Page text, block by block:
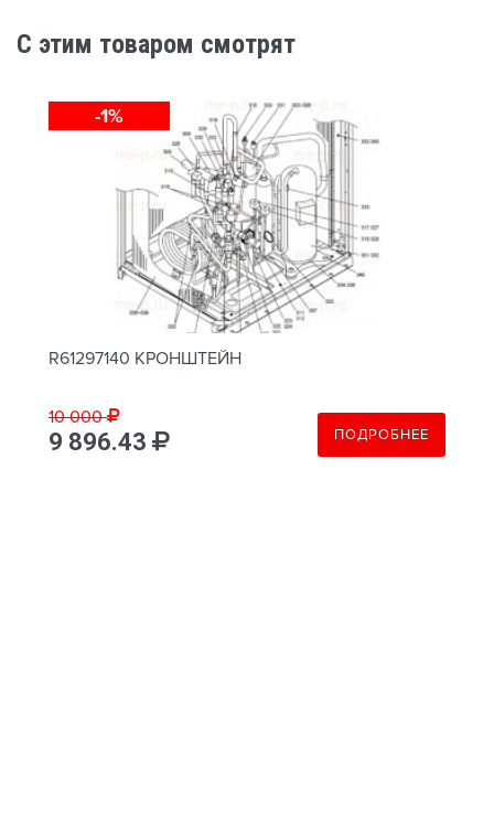
C этим товаром смотрят
-1%
R61297140 КРОНШТЕЙН
10 000
9 896.43 ПОДРОБНЕЕ